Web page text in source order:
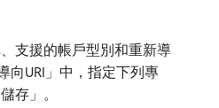
支援的帳戶型別和重新導
向URI」中，指定下列專
存」。